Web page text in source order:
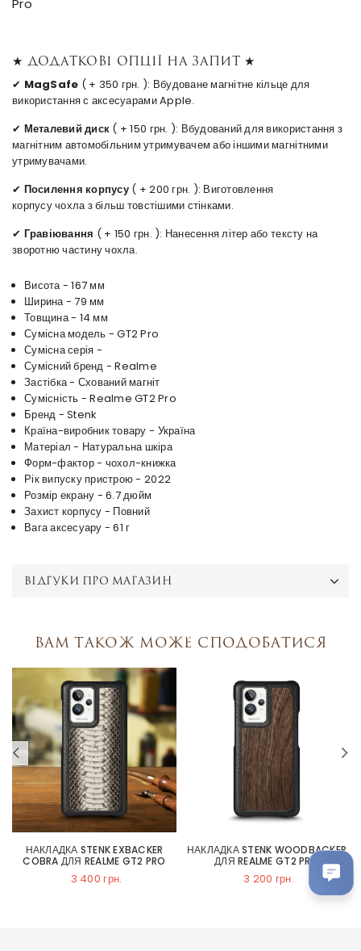
Pro
★ Додаткові опції на запит ★
✔ MagSafe ( + 350 грн. ): Вбудоване магнітне кільце для
використання с аксесуарами Apple.
✔ Металевий диск ( + 150 грн. ): Вбудований для використання з
магнітним автомобільним утримувачем або іншими магнітними
утримувачами.
✔ Посилення корпусу ( + 200 грн. ): Виготовлення
корпусу чохла з більш товстішими стінками.
✔ Гравіювання ( + 150 грн. ): Нанесення літер або тексту на
зворотню частину чохла.
Висота - 167 мм
Ширина - 79 мм
Товщина - 14 мм
Сумісна модель - GT2 Pro
Сумісна серія -
Сумісний бренд - Realme
Застібка - Схований магніт
Сумісність - Realme GT2 Pro
Бренд - Stenk
Країна-виробник товару - Україна
Матеріал - Натуральна шкіра
Форм-фактор - чохол-книжка
Рік випуску пристрою - 2022
Розмір екрану - 6.7 дюйм
Захист корпусу - Повний
Вага аксесуару - 61 г
ВІДГУКИ ПРО МАГАЗИН
Вам також може сподобатися
НАКЛАДКА STENK EXBACKER
COBRA ДЛЯ REALME GT2 PRO
3 400 грн.
НАКЛАДКА STENK WOODBACKER
ДЛЯ REALME GT2 PRO
3 200 грн.